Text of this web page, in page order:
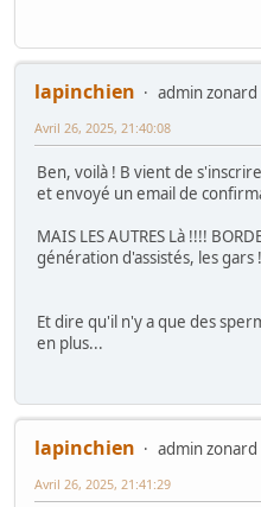
lapinchien
admin zonard
Avril 26, 2025, 21:40:08
Ben, voilà ! B vient de
et envoyé un email de
MAIS LES AUTRES Là !!!!
génération d'assistés, les gars !
Et dire qu'il n'y a que des
en plus...
lapinchien
admin zonard
Avril 26, 2025, 21:41:29